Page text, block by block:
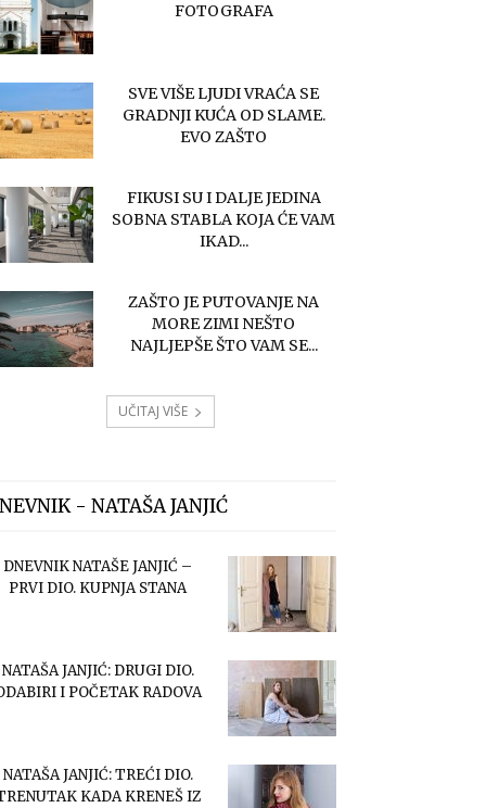
FOTOGRAFA
SVE VIŠE LJUDI VRAĆA SE
GRADNJI KUĆA OD SLAME.
EVO ZAŠTO
FIKUSI SU I DALJE JEDINA
SOBNA STABLA KOJA ĆE VAM
IKAD...
ZAŠTO JE PUTOVANJE NA
MORE ZIMI NEŠTO
NAJLJEPŠE ŠTO VAM SE...
UČITAJ VIŠE
- NATAŠA JANJIĆ
DNEVNIK NATAŠE JANJIĆ –
PRVI DIO. KUPNJA STANA
NATAŠA JANJIĆ: DRUGI DIO.
I POČETAK RADOVA
NATAŠA JANJIĆ: TREĆI DIO.
KADA KRENEŠ IZ